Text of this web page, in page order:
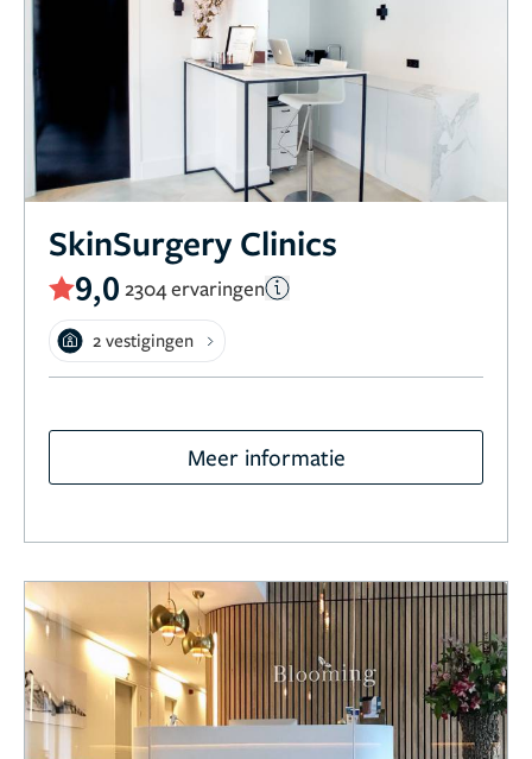
SkinSurgery Clinics
9,0 2304 ervaringen
2 vestigingen
Meer informatie